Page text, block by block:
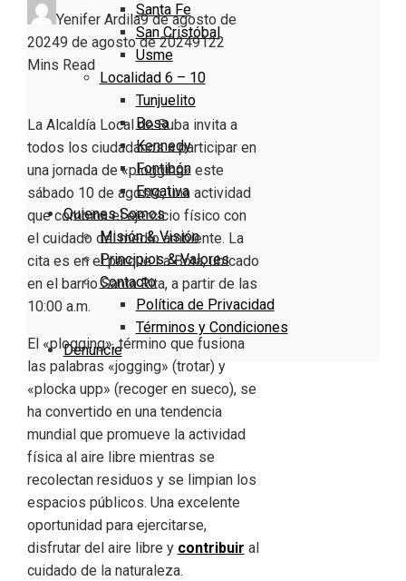
Santa Fe
San Cristóbal
Usme
Localidad 6 – 10
Tunjuelito
Bosa
Kennedy
Fontibón
Engativa
Quienes Somos
Misión & Visión
Principios & Valores
Contacto
Política de Privacidad
Términos y Condiciones
Denuncie
Yenifer Ardila9 de agosto de
20249 de agosto de 20249122
Mins Read
La Alcaldía Local de Suba invita a
todos los ciudadanos a participar en
una jornada de «plogging» este
sábado 10 de agosto, una actividad
que combina el ejercicio físico con
el cuidado del medio ambiente. La
cita es en el parque La Bota, ubicado
en el barrio Santa Rita, a partir de las
10:00 a.m.
El «plogging», término que fusiona
las palabras «jogging» (trotar) y
«plocka upp» (recoger en sueco), se
ha convertido en una tendencia
mundial que promueve la actividad
física al aire libre mientras se
recolectan residuos y se limpian los
espacios públicos. Una excelente
oportunidad para ejercitarse,
disfrutar del aire libre y contribuir al
cuidado de la naturaleza.